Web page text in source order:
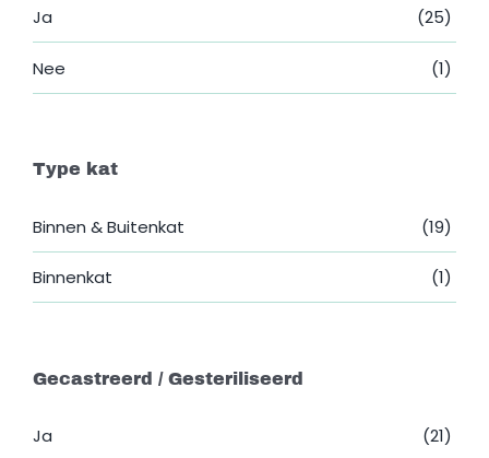
Ja (25)
Nee (1)
Type kat
Binnen & Buitenkat (19)
Binnenkat (1)
Gecastreerd / Gesteriliseerd
Ja (21)